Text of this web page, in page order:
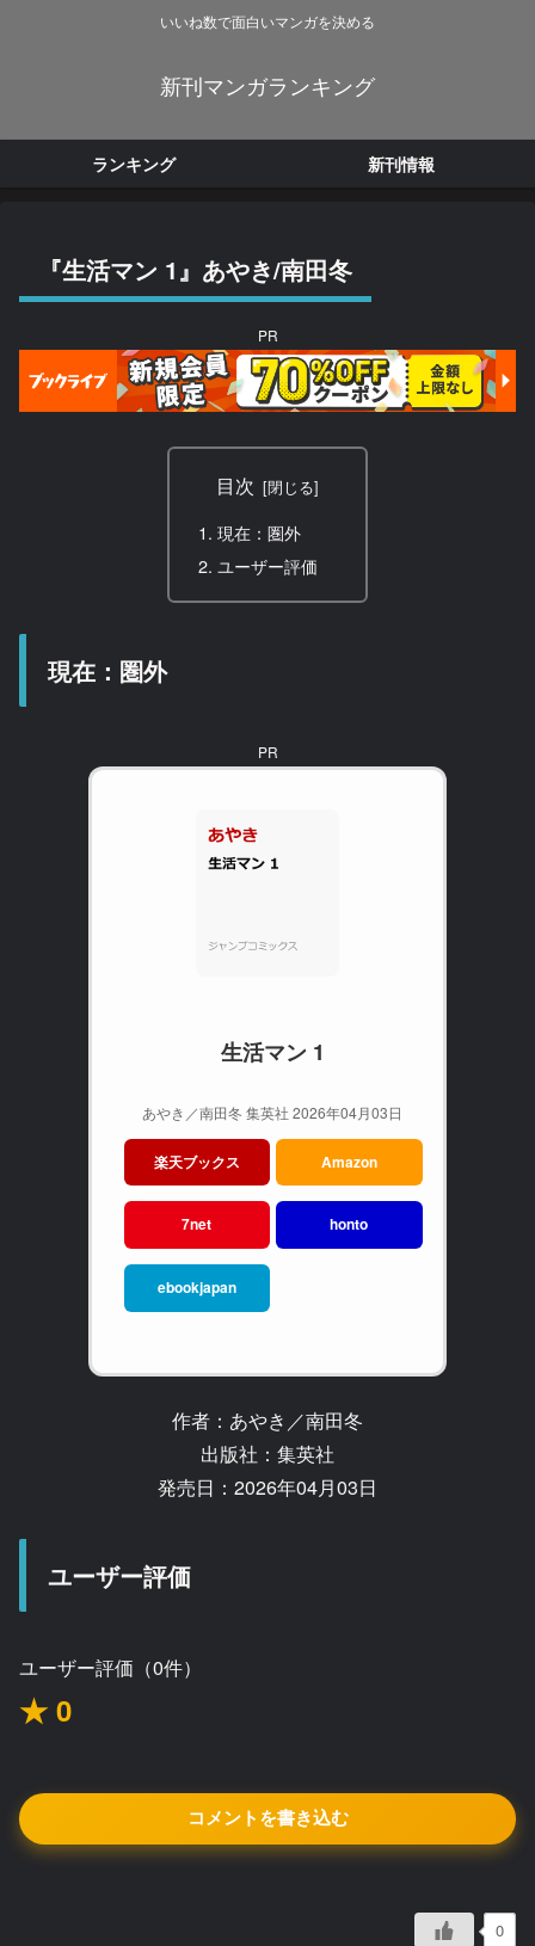
いいね数で面白いマンガを決める
新刊マンガランキング
ランキング 新刊情報
『生活マン 1』あやき/南田冬
PR
目次
現在：圏外
ユーザー評価
現在：圏外
PR
生活マン 1
あやき／南田冬 集英社 2026年04月03日
楽天ブックス Amazon
7net honto
ebookjapan
作者：あやき／南田冬
出版社：集英社
発売日：2026年04月03日
ユーザー評価
ユーザー評価（0件）
★ 0
コメントを書き込む
0